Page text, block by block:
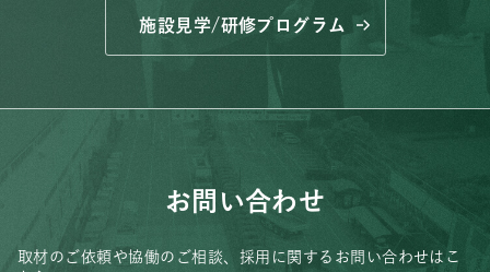
施設見学/研修プログラム
お問い合わせ
取材のご依頼や協働のご相談、 採用に関するお問い合わせはこ